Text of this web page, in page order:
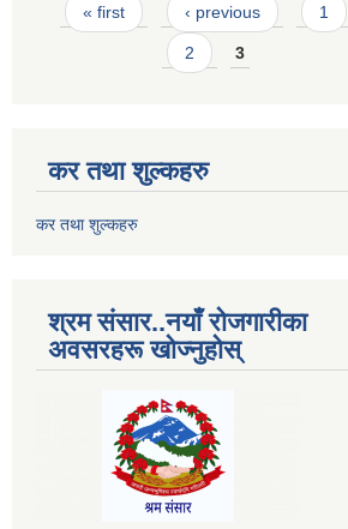
Pages
« first ‹ previous 1
2 3
कर तथा शुल्कहरु
कर तथा शुल्कहरु
श्रम संसार..नयाँ रोजगारीका
अवसरहरू खोज्नुहोस्